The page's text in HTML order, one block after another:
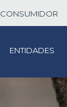
CONSUMIDOR
ENTIDADES